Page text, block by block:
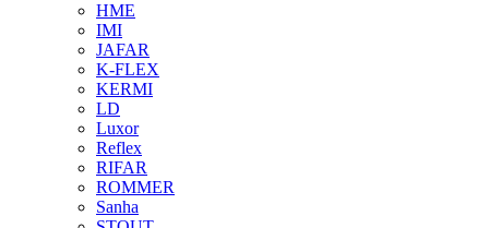
HME
IMI
JAFAR
K-FLEX
KERMI
LD
Luxor
Reflex
RIFAR
ROMMER
Sanha